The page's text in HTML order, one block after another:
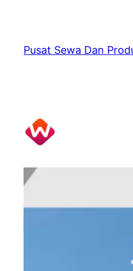
content
Pusat Sewa Dan